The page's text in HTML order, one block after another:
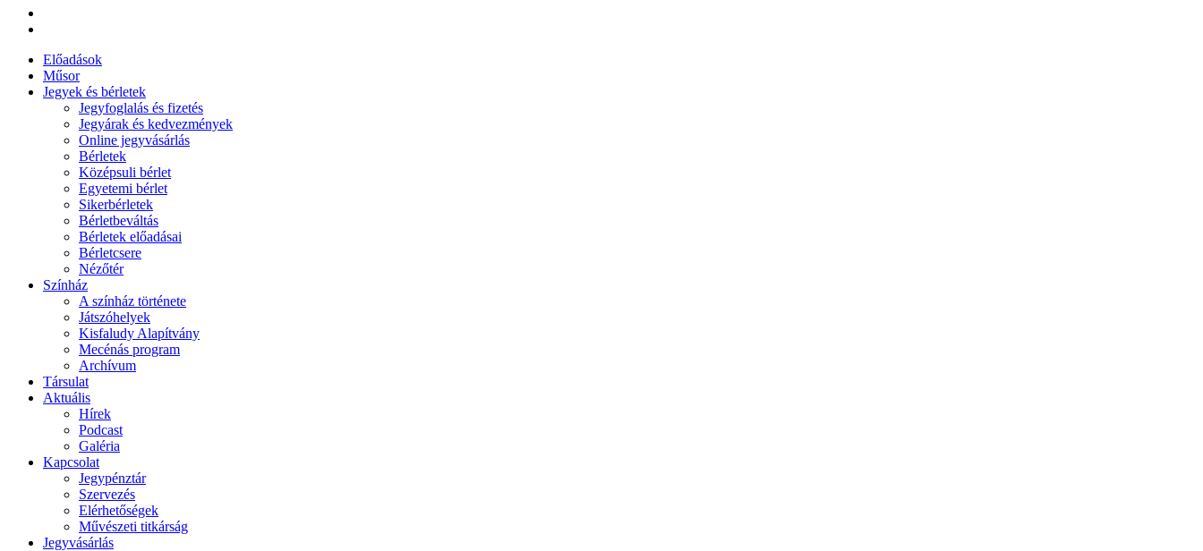
Előadások
Műsor
Jegyek és bérletek
Jegyfoglalás és fizetés
Jegyárak és kedvezmények
Online jegyvásárlás
Bérletek
Középsuli bérlet
Egyetemi bérlet
Sikerbérletek
Bérletbeváltás
Bérletek előadásai
Bérletcsere
Nézőtér
Színház
A színház története
Játszóhelyek
Kisfaludy Alapítvány
Mecénás program
Archívum
Társulat
Aktuális
Hírek
Podcast
Galéria
Kapcsolat
Jegypénztár
Szervezés
Elérhetőségek
Művészeti titkárság
Jegyvásárlás